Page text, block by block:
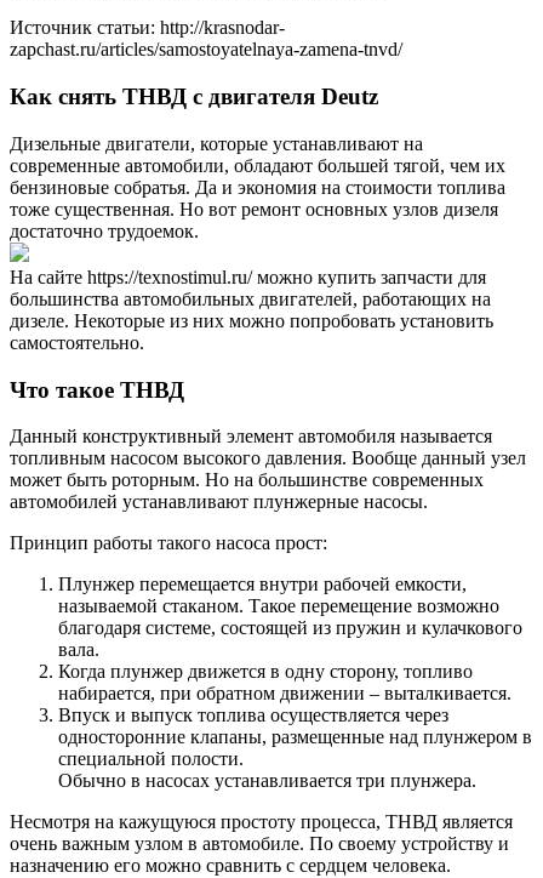
Источник статьи: http://krasnodar-
zapchast.ru/articles/samostoyatelnaya-zamena-tnvd/
Как снять ТНВД с двигателя Deutz
Дизельные двигатели, которые устанавливают на
современные автомобили, обладают большей тягой, чем их
бензиновые собратья. Да и экономия на стоимости топлива
тоже существенная. Но вот ремонт основных узлов дизеля
достаточно трудоемок.
На сайте https://texnostimul.ru/ можно купить запчасти для
большинства автомобильных двигателей, работающих на
дизеле. Некоторые из них можно попробовать установить
самостоятельно.
Что такое ТНВД
Данный конструктивный элемент автомобиля называется
топливным насосом высокого давления. Вообще данный узел
может быть роторным. Но на большинстве современных
автомобилей устанавливают плунжерные насосы.
Принцип работы такого насоса прост:
Плунжер перемещается внутри рабочей емкости,
называемой стаканом. Такое перемещение возможно
благодаря системе, состоящей из пружин и кулачкового
вала.
Когда плунжер движется в одну сторону, топливо
набирается, при обратном движении – выталкивается.
Впуск и выпуск топлива осуществляется через
односторонние клапаны, размещенные над плунжером в
специальной полости.
Обычно в насосах устанавливается три плунжера.
Несмотря на кажущуюся простоту процесса, ТНВД является
очень важным узлом в автомобиле. По своему устройству и
назначению его можно сравнить с сердцем человека.